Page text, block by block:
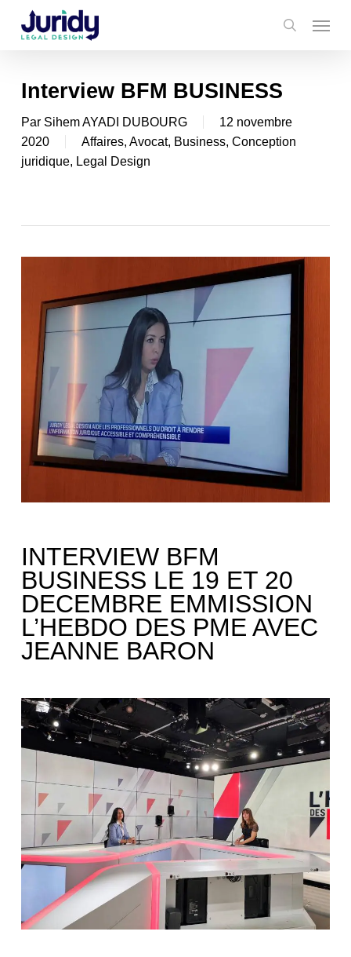
search
Menu
Interview BFM BUSINESS
Par Sihem AYADI DUBOURG
12 novembre
2020
Affaires, Avocat, Business, Conception
juridique, Legal Design
INTERVIEW BFM
BUSINESS LE 19 ET 20
DECEMBRE EMMISSION
L’HEBDO DES PME AVEC
JEANNE BARON